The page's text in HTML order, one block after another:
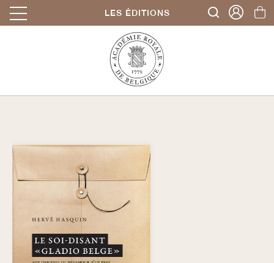
LES ÉDITIONS